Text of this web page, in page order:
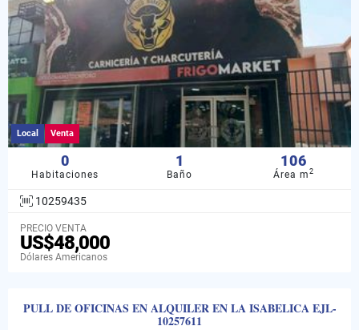
Local Venta
0
Habitaciones
1
Baño
106
Área m2
10259435
PRECIO VENTA
US$48,000
Dólares Americanos
PULL DE OFICINAS EN ALQUILER EN LA ISABELICA EJL-
10257611